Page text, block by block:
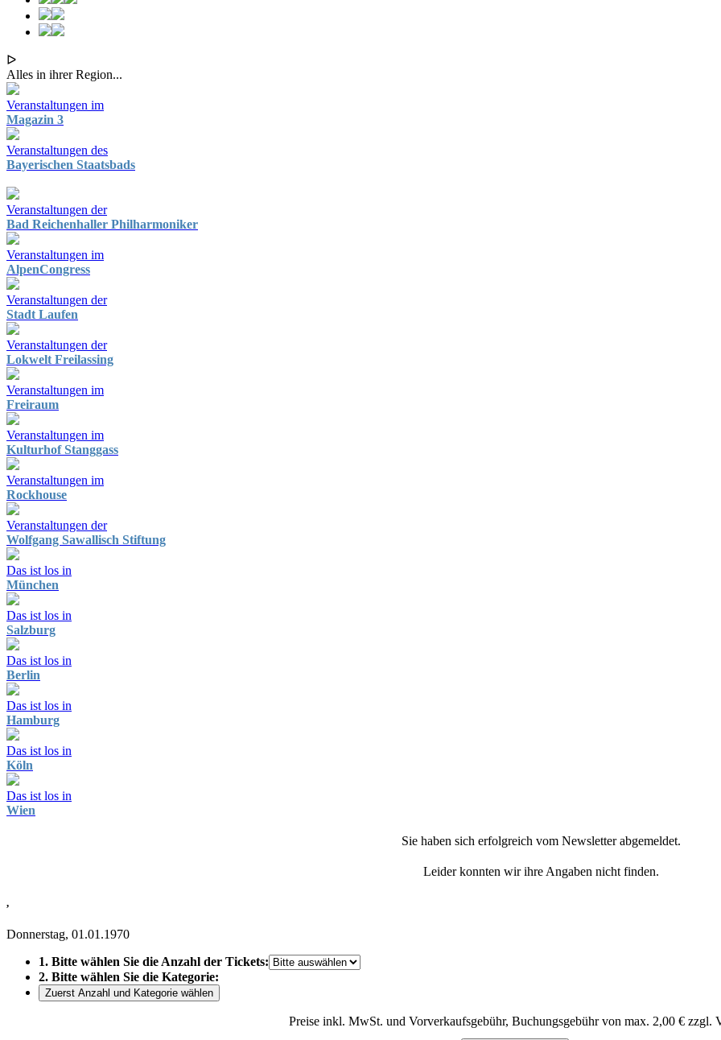
ᐅ
Alles in ihrer Region...
Veranstaltungen im
Magazin 3
Veranstaltungen des
Bayerischen Staatsbads
Veranstaltungen der
Bad Reichenhaller Philharmoniker
Veranstaltungen im
AlpenCongress
Veranstaltungen der
Stadt Laufen
Veranstaltungen der
Lokwelt Freilassing
Veranstaltungen im
Freiraum
Veranstaltungen im
Kulturhof Stanggass
Veranstaltungen im
Rockhouse
Veranstaltungen der
Wolfgang Sawallisch Stiftung
Das ist los in
München
Das ist los in
Salzburg
Das ist los in
Berlin
Das ist los in
Hamburg
Das ist los in
Köln
Das ist los in
Wien
Sie haben sich erfolgreich vom Newsletter abgemeldet.
Leider konnten wir ihre Angaben nicht finden.
,
Donnerstag, 01.01.1970
1. Bitte wählen Sie die Anzahl der Tickets:
2. Bitte wählen Sie die Kategorie:
Zuerst Anzahl und Kategorie wählen
Preise inkl. MwSt. und Vorverkaufsgebühr, Buchungsgebühr von max. 2,00 € zzgl.